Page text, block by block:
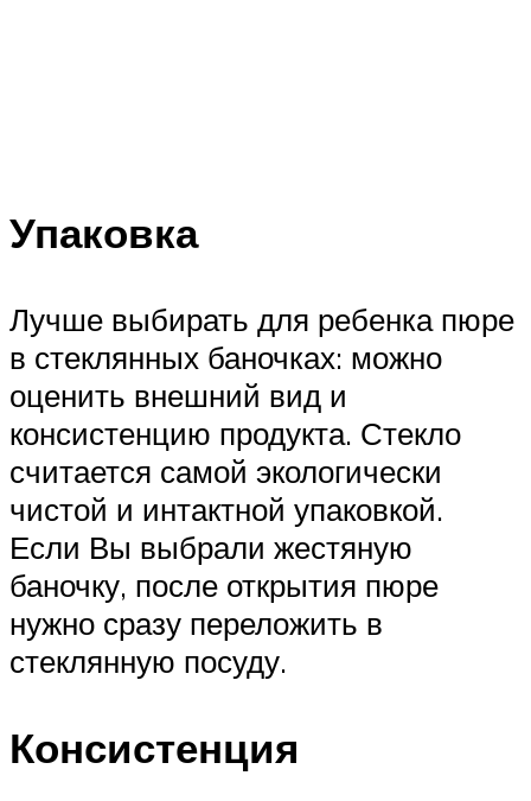
Упаковка
Лучше выбирать для ребенка пюре
в стеклянных баночках: можно
оценить внешний вид и
консистенцию продукта. Стекло
считается самой экологически
чистой и интактной упаковкой.
Если Вы выбрали жестяную
баночку, после открытия пюре
нужно сразу переложить в
стеклянную посуду.
Консистенция